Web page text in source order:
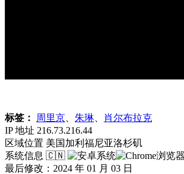
标签： 周里京 朱琳
肖尔布拉克
IP 地址 216.73.216.44
区域位置 美国加利福尼亚洛杉矶
系统信息 🇨🇳
最后修改：2024 年 01 月 03 日